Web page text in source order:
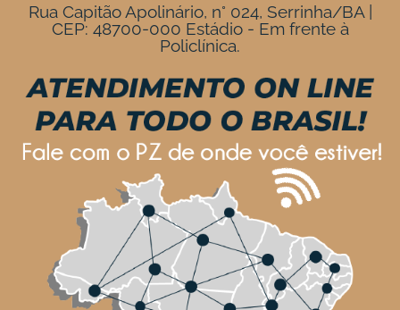
Rua Capitão Apolinário, n° 024, Serrinha/BA |
CEP: 48700-000 Estádio - Em frente à
Policlínica.